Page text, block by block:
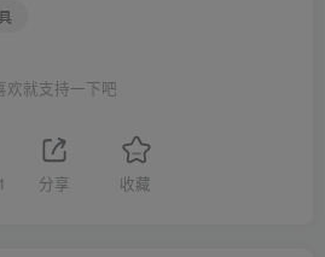
欢就支持一下吧
分享 收藏